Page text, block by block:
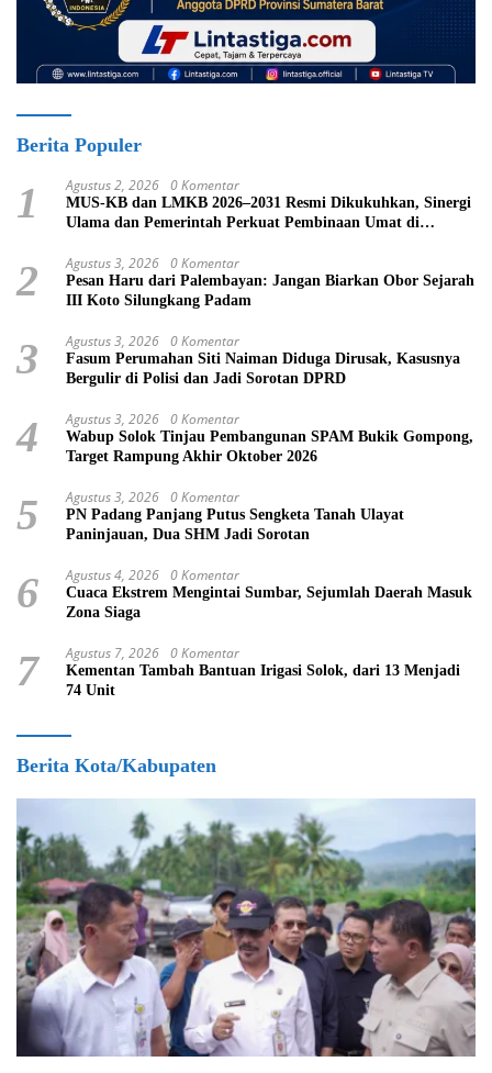
Berita Populer
1 Agustus 2, 2026 0 Komentar
MUS-KB dan LMKB 2026–2031 Resmi Dikukuhkan, Sinergi
Ulama dan Pemerintah Perkuat Pembinaan Umat di
2 Agustus 3, 2026 0 Komentar
Pesan Haru dari Palembayan: Jangan Biarkan Obor Sejarah
III Koto Silungkang Padam
3 Agustus 3, 2026 0 Komentar
Fasum Perumahan Siti Naiman Diduga Dirusak, Kasusnya
Bergulir di Polisi dan Jadi Sorotan DPRD
4 Agustus 3, 2026 0 Komentar
Wabup Solok Tinjau Pembangunan SPAM Bukik Gompong,
Target Rampung Akhir Oktober 2026
5 Agustus 3, 2026 0 Komentar
PN Padang Panjang Putus Sengketa Tanah Ulayat
Paninjauan, Dua SHM Jadi Sorotan
6 Agustus 4, 2026 0 Komentar
Cuaca Ekstrem Mengintai Sumbar, Sejumlah Daerah Masuk
Zona Siaga
7 Agustus 7, 2026 0 Komentar
Kementan Tambah Bantuan Irigasi Solok, dari 13 Menjadi
74 Unit
Berita Kota/Kabupaten